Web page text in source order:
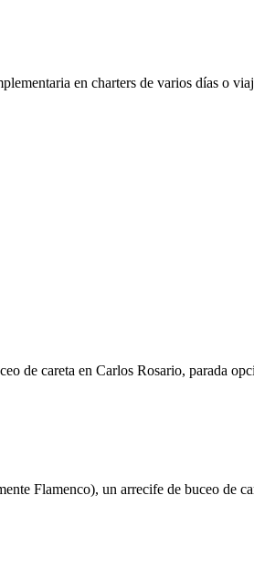
en charters de varios días o
de careta en Carlos Rosario, parada
Flamenco), un arrecife de buceo de